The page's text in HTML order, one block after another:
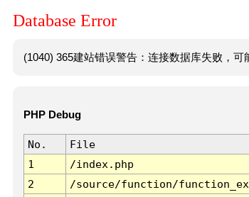
Database Error
(1040) 365建站错误警告：连接数据库失败，
PHP Debug
No. File
1
/index.php
2
/source/function/